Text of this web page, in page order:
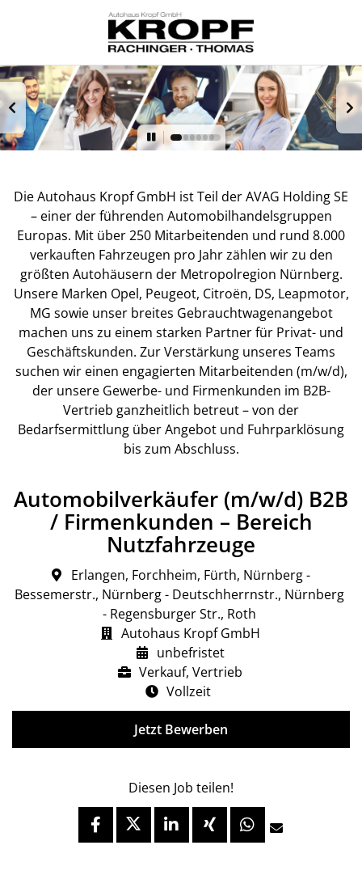
Automobilverkäufer (m/w/d) B2B
/ Firmenkunden – Bereich
Nutzfahrzeuge
Erlangen, Forchheim, Fürth, Nürnberg -
Bessemerstr., Nürnberg - Deutschherrnstr., Nürnberg
- Regensburger Str., Roth
Autohaus Kropf GmbH
unbefristet
Verkauf, Vertrieb
Vollzeit
Jetzt Bewerben
Diesen Job teilen!
Die Autohaus Kropf GmbH ist Teil der AVAG Holding SE
– einer der führenden Automobilhandelsgruppen
Europas. Mit über 250 Mitarbeitenden und rund 8.000
verkauften Fahrzeugen pro Jahr zählen wir zu den
größten Autohäusern der Metropolregion Nürnberg.
Unsere Marken Opel, Peugeot, Citroën, DS, Leapmotor,
MG sowie unser breites Gebrauchtwagenangebot
machen uns zu einem starken Partner für Privat- und
Geschäftskunden. Zur Verstärkung unseres Teams
suchen wir einen engagierten Mitarbeitenden (m/w/d),
der unsere Gewerbe- und Firmenkunden im B2B-
Vertrieb ganzheitlich betreut – von der
Bedarfsermittlung über Angebot und Fuhrparklösung
bis zum Abschluss.